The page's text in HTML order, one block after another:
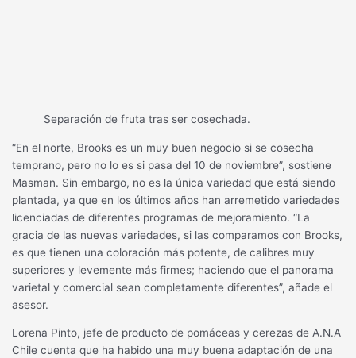
Separación de fruta tras ser cosechada.
“En el norte, Brooks es un muy buen negocio si se cosecha
temprano, pero no lo es si pasa del 10 de noviembre”, sostiene
Masman. Sin embargo, no es la única variedad que está siendo
plantada, ya que en los últimos años han arremetido variedades
licenciadas de diferentes programas de mejoramiento. “La
gracia de las nuevas variedades, si las comparamos con Brooks,
es que tienen una coloración más potente, de calibres muy
superiores y levemente más firmes; haciendo que el panorama
varietal y comercial sean completamente diferentes”, añade el
asesor.
Lorena Pinto, jefe de producto de pomáceas y cerezas de A.N.A
Chile cuenta que ha habido una muy buena adaptación de una